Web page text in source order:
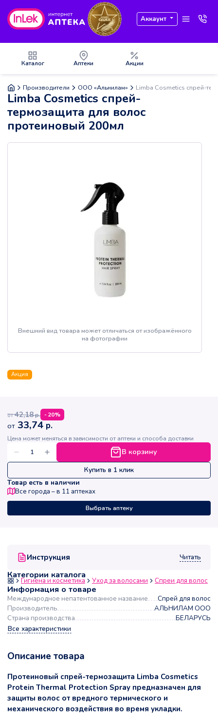
Аккаунт
Каталог Аптеки Акции
Производители ООО «Альнилам» Limba Cosmetics спрей-
Limba Cosmetics спрей-
термозащита для волос
протеиновый 200мл
Внешний вид товара может отличаться от изображённого
на фотографии
Акция
Инструкция Читать
Категории каталога
Гигиена и косметика Уход за волосами Спреи для волос
Информация о товаре
Международное непатентованное название
Спрей для волос
Производитель
АЛЬНИЛАМ ООО
Страна производства
БЕЛАРУСЬ
Все характеристики
Описание товара
Протеиновый спрей-термозащита Limba Cosmetics
Protein Thermal Protection Spray предназначен для
защиты волос от вредного термического и
механического воздействия во время укладки.
от 42,18р. -20%
от 33,74 р.
Цена может меняться в зависимости от аптеки и способа доставки
В корзину
Купить в 1 клик
Товар есть в наличии
Все города – в 11 аптеках
Выбрать аптеку